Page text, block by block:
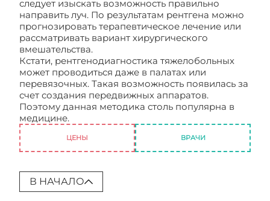
следует изыскать возможность правильно
направить луч. По результатам рентгена можно
прогнозировать терапевтическое лечение или
рассматривать вариант хирургического
вмешательства.
Кстати, рентгенодиагностика тяжелобольных
может проводиться даже в палатах или
перевязочных. Такая возможность появилась за
счет создания передвижных аппаратов.
Поэтому данная методика столь популярна в
медицине.
ЦЕНЫ ВРАЧИ
В НАЧАЛО